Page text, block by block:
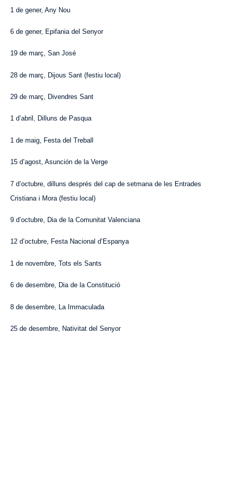
1 de gener, Any Nou
6 de gener, Epifania del Senyor
19 de març, San José
28 de març, Dijous Sant (festiu local)
29 de març, Divendres Sant
1 d’abril, Dilluns de Pasqua
1 de maig, Festa del Treball
15 d’agost, Asunción de la Verge
7 d’octubre, dilluns després del cap de setmana de les Entrades
Cristiana i Mora (festiu local)
9 d’octubre, Dia de la Comunitat Valenciana
12 d’octubre, Festa Nacional d’Espanya
1 de novembre, Tots els Sants
6 de desembre, Dia de la Constitució
8 de desembre, La Immaculada
25 de desembre, Nativitat del Senyor